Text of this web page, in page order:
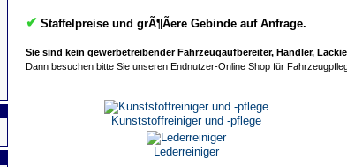
✔ Staffelpreise und grÃ¶Ãere Gebinde auf Anfrage.
Sie sind kein gewerbetreibender Fahrzeugaufbereiter, Händler,
Dann besuchen bitte Sie unseren Endnutzer-Online Shop für
Kunststoffreiniger und -pflege
Lederreiniger